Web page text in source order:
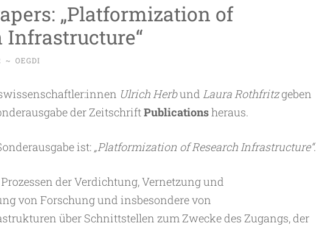
„Platformization of
Infrastructure“
~ OEGDI
Ulrich Herbund Laura Rothfritzgeben
der ZeitschriftPublicationsheraus.
ist: „Platformization of Research Infrastructure“.
der Verdichtung, Vernetzung und
von Forschung und insbesondere von
über Schnittstellen zum Zwecke des Zugangs, der